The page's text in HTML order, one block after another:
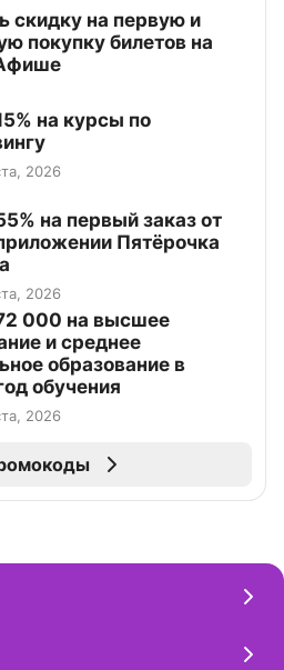
скидку на первую и
покупку билетов на
на курсы по
2026
на первый заказ от
Пятёрочка
2026
000 на высшее
и среднее
образование в
обучения
2026